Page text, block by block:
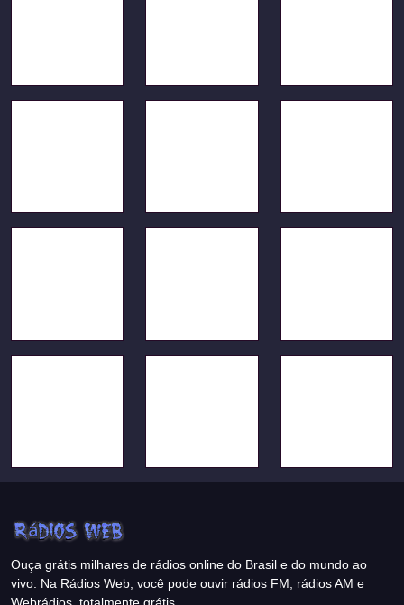
Ouça grátis milhares de rádios online do Brasil e do mundo ao
vivo. Na Rádios Web, você pode ouvir rádios FM, rádios AM e